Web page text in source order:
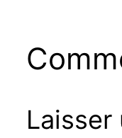
Laisser